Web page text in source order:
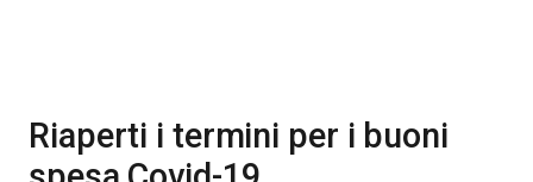
Riaperti i termini per i buoni